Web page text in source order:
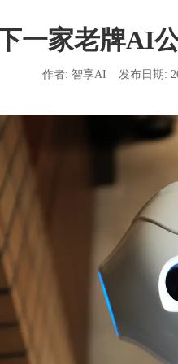
一家老牌AI
作者: 智享AI 发布日期: